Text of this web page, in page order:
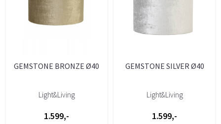
GEMSTONE BRONZE Ø40
Light&Living
1.599,-
GEMSTONE SILVER Ø40
Light&Living
1.599,-